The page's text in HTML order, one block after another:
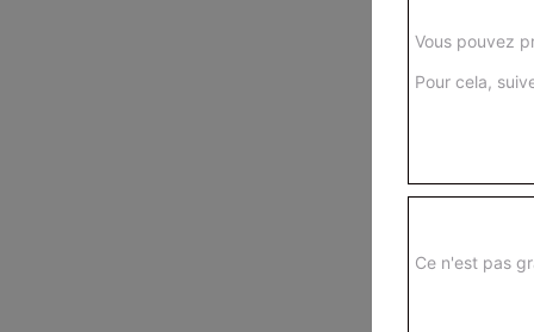
Vous pouvez
Pour cela,
Ce n'est pas